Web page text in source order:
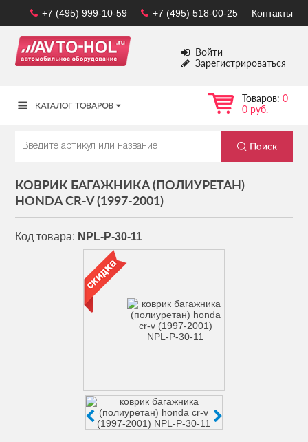
Контакты
+7 (495) 518-00-25
+7 (495) 999-10-59
Войти
Зарегистрироваться
Товаров: 0
0 руб.
КОВРИК БАГАЖНИКА (ПОЛИУРЕТАН)
HONDA CR-V (1997-2001)
Код товара: NPL-P-30-11